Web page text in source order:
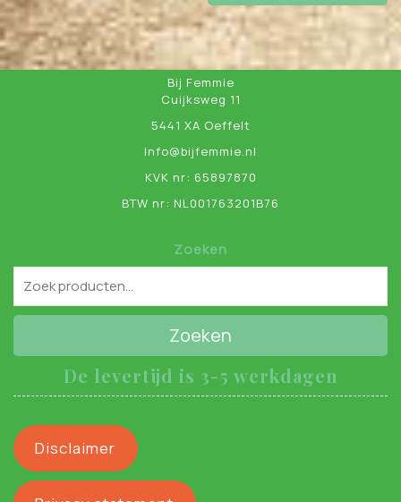
Bij Femmie
Cuijksweg 11
5441 XA Oeffelt
Info@bijfemmie.nl
KVK nr: 65897870
BTW nr: NL001763201B76
Zoeken
Zoeken
De levertijd is 3-5 werkdagen
Disclaimer